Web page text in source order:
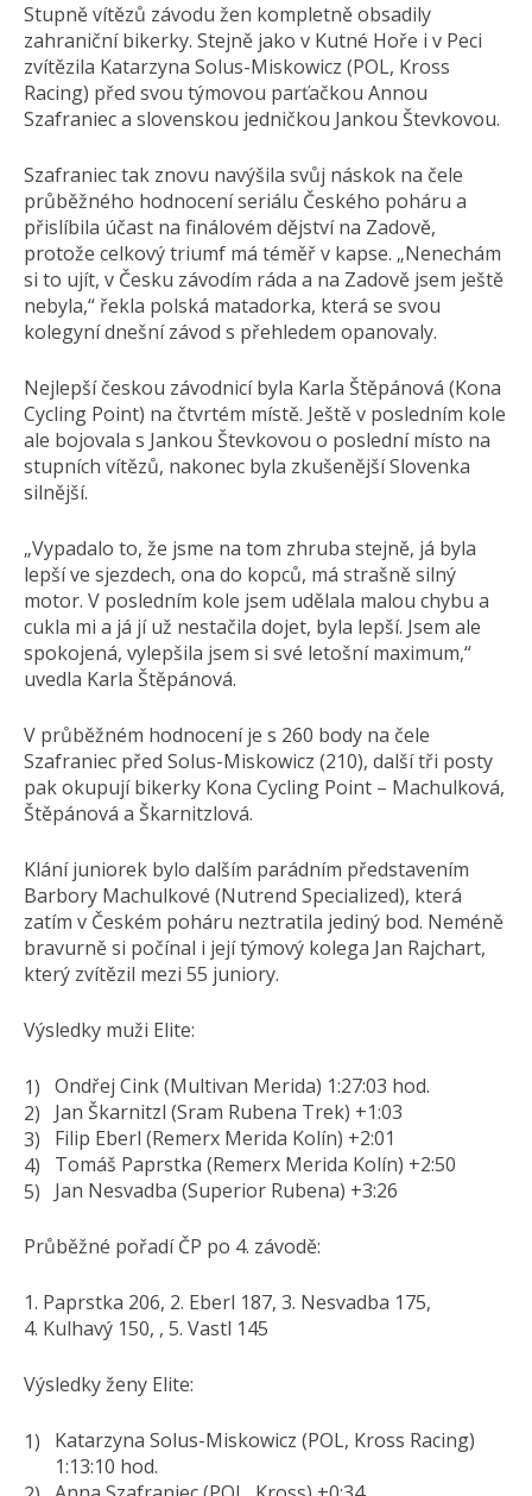
Stupně vítězů závodu žen kompletně obsadily
zahraniční bikerky. Stejně jako v Kutné Hoře i v Peci
zvítězila Katarzyna Solus-Miskowicz (POL, Kross
Racing) před svou týmovou parťačkou Annou
Szafraniec a slovenskou jedničkou Jankou Števkovou.
Szafraniec tak znovu navýšila svůj náskok na čele
průběžného hodnocení seriálu Českého poháru a
přislíbila účast na finálovém dějství na Zadově,
protože celkový triumf má téměř v kapse. „Nenechám
si to ujít, v Česku závodím ráda a na Zadově jsem ještě
nebyla,“ řekla polská matadorka, která se svou
kolegyní dnešní závod s přehledem opanovaly.
Nejlepší českou závodnicí byla Karla Štěpánová (Kona
Cycling Point) na čtvrtém místě. Ještě v posledním kole
ale bojovala s Jankou Števkovou o poslední místo na
stupních vítězů, nakonec byla zkušenější Slovenka
silnější.
„Vypadalo to, že jsme na tom zhruba stejně, já byla
lepší ve sjezdech, ona do kopců, má strašně silný
motor. V posledním kole jsem udělala malou chybu a
cukla mi a já jí už nestačila dojet, byla lepší. Jsem ale
spokojená, vylepšila jsem si své letošní maximum,“
uvedla Karla Štěpánová.
V průběžném hodnocení je s 260 body na čele
Szafraniec před Solus-Miskowicz (210), další tři posty
pak okupují bikerky Kona Cycling Point – Machulková,
Štěpánová a Škarnitzlová.
Klání juniorek bylo dalším parádním představením
Barbory Machulkové (Nutrend Specialized), která
zatím v Českém poháru neztratila jediný bod. Neméně
bravurně si počínal i její týmový kolega Jan Rajchart,
který zvítězil mezi 55 juniory.
Výsledky muži Elite:
Ondřej Cink (Multivan Merida) 1:27:03 hod.
Jan Škarnitzl (Sram Rubena Trek) +1:03
Filip Eberl (Remerx Merida Kolín) +2:01
Tomáš Paprstka (Remerx Merida Kolín) +2:50
Jan Nesvadba (Superior Rubena) +3:26
Průběžné pořadí ČP po 4. závodě:
1. Paprstka 206, 2. Eberl 187, 3. Nesvadba 175,
4. Kulhavý 150, , 5. Vastl 145
Výsledky ženy Elite:
Katarzyna Solus-Miskowicz (POL, Kross Racing)
1:13:10 hod.